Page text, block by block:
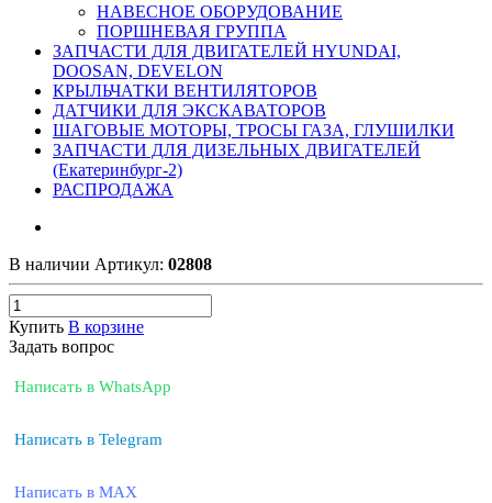
НАВЕСНОЕ ОБОРУДОВАНИЕ
ПОРШНЕВАЯ ГРУППА
ЗАПЧАСТИ ДЛЯ ДВИГАТЕЛЕЙ HYUNDAI,
DOOSAN, DEVELON
КРЫЛЬЧАТКИ ВЕНТИЛЯТОРОВ
ДАТЧИКИ ДЛЯ ЭКСКАВАТОРОВ
ШАГОВЫЕ МОТОРЫ, ТРОСЫ ГАЗА, ГЛУШИЛКИ
ЗАПЧАСТИ ДЛЯ ДИЗЕЛЬНЫХ ДВИГАТЕЛЕЙ
(Екатеринбург-2)
РАСПРОДАЖА
В наличии Артикул: 02808
Купить В корзине
Задать вопрос
Написать в WhatsApp
Написать в Telegram
Написать в MAX